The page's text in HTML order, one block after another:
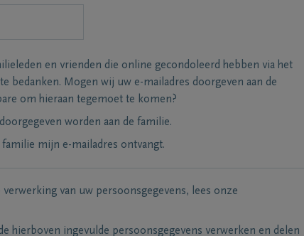
en vrienden die online gecondoleerd hebben via het
bedanken. Mogen wij uw e-mailadres doorgeven aan de
om hieraan tegemoet te komen?
worden aan de familie.
mijn e-mailadres ontvangt.
van uw persoonsgegevens, lees onze
hierboven ingevulde persoonsgegevens verwerken en delen